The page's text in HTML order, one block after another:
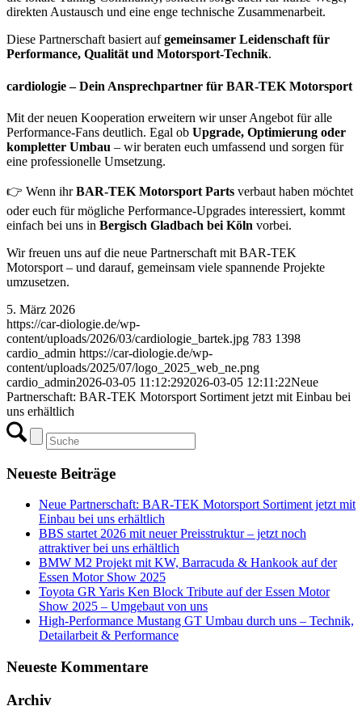
direkten Austausch und eine enge technische Zusammenarbeit.
Diese Partnerschaft basiert aufgemeinsamer Leidenschaft für
Performance, Qualität und Motorsport-Technik.
cardiologie – Dein Ansprechpartner für BAR-TEK Motorsport
Mit der neuen Kooperation erweitern wir unser Angebot für alle
Performance-Fans deutlich. Egal ob Upgrade, Optimierung oder
kompletter Umbau – wir beraten euch umfassend und sorgen für
eine professionelle Umsetzung.
👉 Wenn ihrBAR-TEK Motorsport Parts verbaut haben möchtet
oder euch für mögliche Performance-Upgrades interessiert, kommt
einfach bei uns in Bergisch Gladbach bei Köln vorbei.
Wir freuen uns auf die neue Partnerschaft mit BAR-TEK
Motorsport – und darauf, gemeinsam viele spannende Projekte
umzusetzen.
5. März 2026
https://car-diologie.de/wp-
content/uploads/2026/03/cardiologie_bartek.jpg 783 1398
cardio_admin https://car-diologie.de/wp-
content/uploads/2025/07/logo_2025_web_ne.png
cardio_admin2026-03-05 11:12:292026-03-05 12:11:22Neue
Partnerschaft: BAR-TEK Motorsport Sortiment jetzt mit Einbau bei
uns erhältlich
Neueste Beiträge
Neue Partnerschaft: BAR-TEK Motorsport Sortiment jetzt mit
Einbau bei uns erhältlich
BBS startet 2026 mit neuer Preisstruktur – jetzt noch
attraktiver bei uns erhältlich
BMW M2 Projekt mit KW, Barracuda & Hankook auf der
Essen Motor Show 2025
Toyota GR Yaris Ken Block Tribute auf der Essen Motor
Show 2025 – Umgebaut von uns
High-Performance Mustang GT Umbau durch uns – Technik,
Detailarbeit & Performance
Neueste Kommentare
Archiv